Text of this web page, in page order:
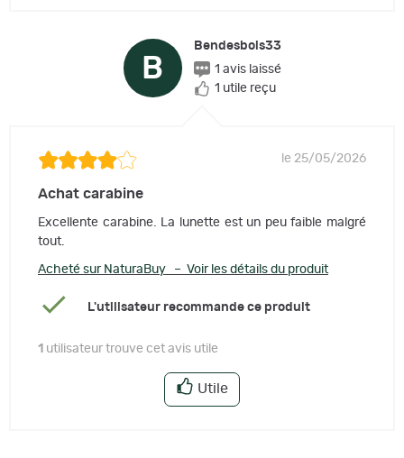
B
Bendesbois33
1 avis laissé
1 utile reçu
le 25/05/2026
Achat carabine
Excellente carabine. La lunette est un peu faible malgré
tout.
Acheté sur NaturaBuy – Voir les détails du produit
L'utilisateur recommande ce produit
1 utilisateur trouve cet avis utile
Utile